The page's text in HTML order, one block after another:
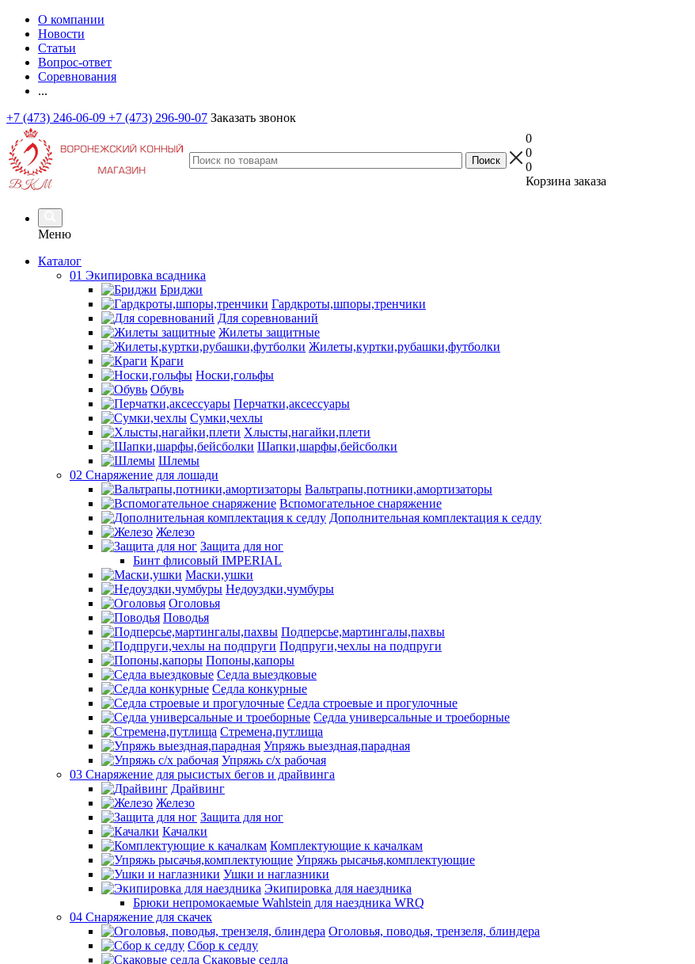
О компании
Новости
Статьи
Вопрос-ответ
Соревнования
...
+7 (473) 246-06-09 +7 (473) 296-90-07 Заказать звонок
0
0
0
Корзина заказа
Меню
Каталог
01 Экипировка всадника
Бриджи
Гардкроты,шпоры,тренчики
Для соревнований
Жилеты защитные
Жилеты,куртки,рубашки,футболки
Краги
Носки,гольфы
Обувь
Перчатки,аксессуары
Сумки,чехлы
Хлысты,нагайки,плети
Шапки,шарфы,бейсболки
Шлемы
02 Снаряжение для лошади
Вальтрапы,потники,амортизаторы
Вспомогательное снаряжение
Дополнительная комплектация к седлу
Железо
Защита для ног
Бинт флисовый IMPERIAL
Маски,ушки
Недоуздки,чумбуры
Оголовья
Поводья
Подперсье,мартингалы,пахвы
Подпруги,чехлы на подпруги
Попоны,капоры
Седла выездковые
Седла конкурные
Седла строевые и прогулочные
Седла универсальные и троеборные
Стремена,путлища
Упряжь выездная,парадная
Упряжь с/х рабочая
03 Снаряжение для рысистых бегов и драйвинга
Драйвинг
Железо
Защита для ног
Качалки
Комплектующие к качалкам
Упряжь рысачья,комплектующие
Ушки и наглазники
Экипировка для наездника
Брюки непромокаемые Wahlstein для наездника WRQ
04 Снаряжение для скачек
Оголовья, поводья, трензеля, блиндера
Сбор к седлу
Скаковые седла